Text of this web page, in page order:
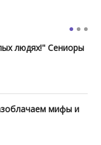
людях!" Сениоры
мифы и